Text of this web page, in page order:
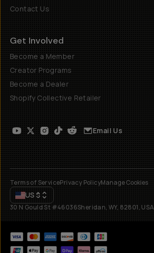
Contact Us
Get Involved
Become a Member
Creator Programs
Become a Dealer
Shopify Collective Retailer
Email Us
Terms of ServicePrivacy PolicyManage Cookies
US $
30 N Gould St #46036Sheridan, WY, 82801, USA